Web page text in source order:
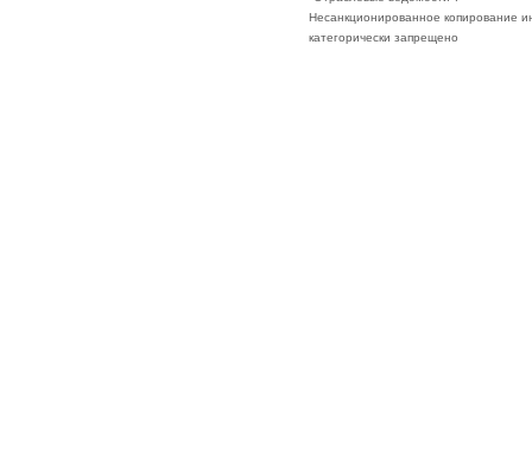
Несанкционированное копирование
категорически запрещено